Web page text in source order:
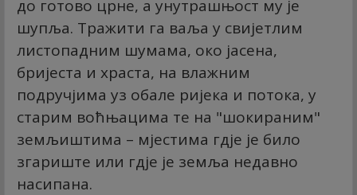
до готово црне, а унутрашњост му је
шупља. Тражити га ваља у свијетлим
листопадним шумама, око јасена,
бријеста и храста, на влажним
подручјима уз обале ријека и потока, у
старим воћњацима те на "шокираним"
земљиштима – мјестима гдје је било
згариште или гдје је земља недавно
насипана.